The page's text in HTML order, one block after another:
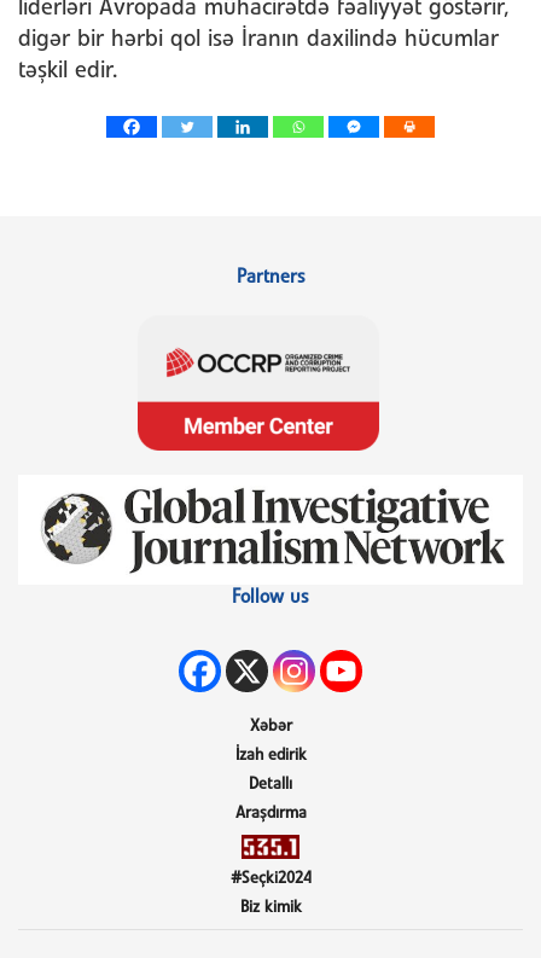
liderləri Avropada mühacirətdə fəaliyyət göstərir,
digər bir hərbi qol isə İranın daxilində hücumlar
təşkil edir.
Partners
Follow us
Xəbər
İzah edirik
Detallı
Araşdırma
#Seçki2024
Biz kimik